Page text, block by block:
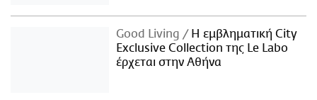
Good Living
Η εμβληματική City
Exclusive Collection της Le Labo
έρχεται στην Αθήνα